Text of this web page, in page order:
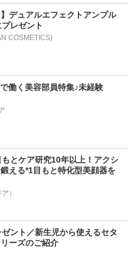
】デュアルエフェクトアンプル
レゼント
COSMETICS)
働く美容部員特集♪未経験
もとケア研究10年以上！アクシ
える*1目もと特化型美顔器を
）
ント／新生児から使えるセタ
ーズのご紹介